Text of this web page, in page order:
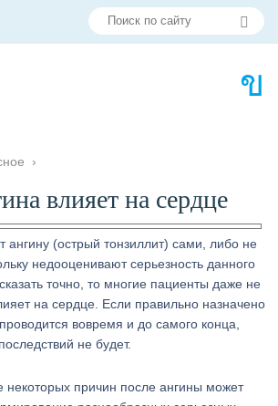
›
влияет на сердце
ангину (острый тонзиллит) сами, либо не
недооценивают серьезность данного
точно, то многие пациенты даже не
на сердце. Если правильно назначено
вовремя и до самого конца,
не будет.
некоторых причин после ангины может